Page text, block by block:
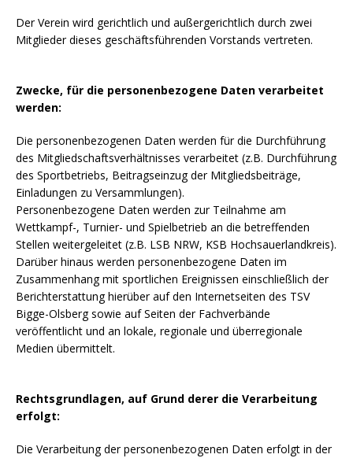
Der Verein wird gerichtlich und außergerichtlich durch zwei
Mitglieder dieses geschäftsführenden Vorstands vertreten.
Zwecke, für die personenbezogene Daten verarbeitet
werden:
Die personenbezogenen Daten werden für die Durchführung
des Mitgliedschaftsverhältnisses verarbeitet (z.B. Durchführung
des Sportbetriebs, Beitragseinzug der Mitgliedsbeiträge,
Einladungen zu Versammlungen).
Personenbezogene Daten werden zur Teilnahme am
Wettkampf-, Turnier- und Spielbetrieb an die betreffenden
Stellen weitergeleitet (z.B. LSB NRW, KSB Hochsauerlandkreis).
Darüber hinaus werden personenbezogene Daten im
Zusammenhang mit sportlichen Ereignissen einschließlich der
Berichterstattung hierüber auf den Internetseiten des TSV
Bigge-Olsberg sowie auf Seiten der Fachverbände
veröffentlicht und an lokale, regionale und überregionale
Medien übermittelt.
Rechtsgrundlagen, auf Grund derer die Verarbeitung
erfolgt:
Die Verarbeitung der personenbezogenen Daten erfolgt in der